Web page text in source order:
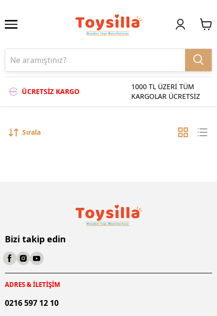
ÜCRETSİZ KARGO
1000 TL ÜZERİ TÜM
KARGOLAR ÜCRETSİZ
Sırala
Bizi takip edin
ADRES & İLETİŞİM
0216 597 12 10